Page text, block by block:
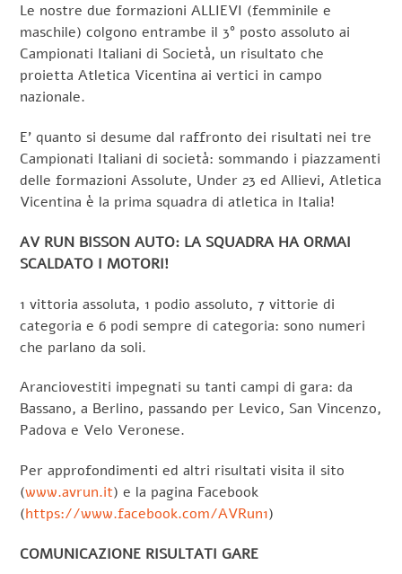
Le nostre due formazioni ALLIEVI (femminile e
maschile) colgono entrambe il 3° posto assoluto ai
Campionati Italiani di Società, un risultato che
proietta Atletica Vicentina ai vertici in campo
nazionale.
E’ quanto si desume dal raffronto dei risultati nei tre
Campionati Italiani di società: sommando i piazzamenti
delle formazioni Assolute, Under 23 ed Allievi, Atletica
Vicentina è la prima squadra di atletica in Italia!
AV RUN BISSON AUTO: LA SQUADRA HA ORMAI
SCALDATO I MOTORI!
1 vittoria assoluta, 1 podio assoluto, 7 vittorie di
categoria e 6 podi sempre di categoria: sono numeri
che parlano da soli.
Aranciovestiti impegnati su tanti campi di gara: da
Bassano, a Berlino, passando per Levico, San Vincenzo,
Padova e Velo Veronese.
Per approfondimenti ed altri risultati visita il sito
(www.avrun.it) e la pagina Facebook
(https://www.facebook.com/AVRun1)
COMUNICAZIONE RISULTATI GARE